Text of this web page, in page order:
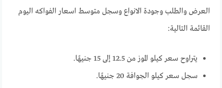
العرض والطلب وجودة الانواع وسجل متوسط اسعار الفواكه اليوم
القائمة التالية:
يتراوح سعر كيلو الموز من 12.5 إلى 15 جنيهًا.
سجل سعر كيلو الجوافة 20 جنيهًا.